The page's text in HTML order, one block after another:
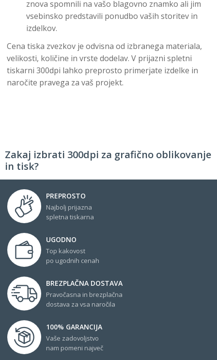
znova spomnili na vašo blagovno znamko ali jim
vsebinsko predstavili ponudbo vaših storitev in
izdelkov.
Cena tiska zvezkov je odvisna od izbranega materiala,
velikosti, količine in vrste dodelav. V prijazni spletni
tiskarni 300dpi lahko preprosto primerjate izdelke in
naročite pravega za vaš projekt.
Zakaj izbrati 300dpi za grafično oblikovanje
in tisk?
PREPROSTO
Najbolj prijazna
spletna tiskarna
UGODNO
Top kakovost
po ugodnih cenah
BREZPLAČNA DOSTAVA
Pravočasna in brezplačna
dostava za vsa naročila
100% GARANCIJA
Vaše zadovoljstvo
nam pomeni največ